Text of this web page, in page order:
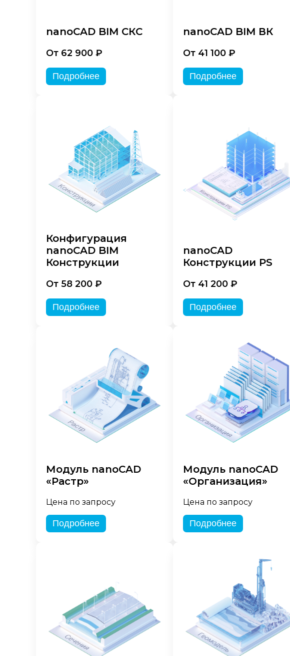
nanoCAD BIM СКС
От 62 900 ₽
Подробнее
nanoCAD BIM ВК
От 41 100 ₽
Подробнее
Конфигурация
nanoCAD BIM
Конструкции
От 58 200 ₽
Подробнее
nanoCAD
Конструкции PS
От 41 200 ₽
Подробнее
Модуль nanoCAD
«Растр»
Цена по запросу
Подробнее
Модуль nanoCAD
«Организация»
Цена по запросу
Подробнее